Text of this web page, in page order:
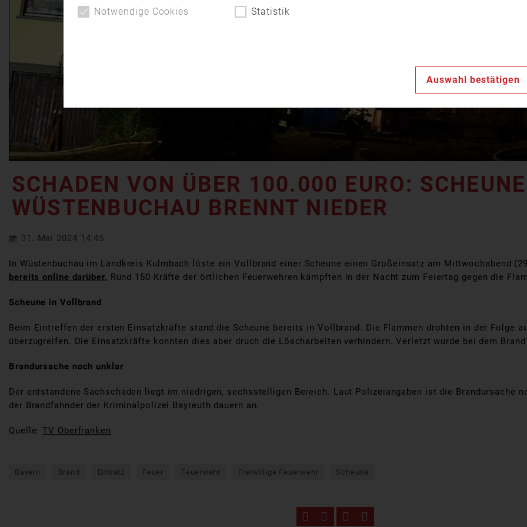
SCHADEN VON ÜBER 100.000 EURO:
WÜSTENBUCHAU BRENNT NIEDER
31. Mai 2024 14:45
In Wüstenbuchau im Landkreis Kulmbach löste ein Vollbrand einer Scheune einen Großeinsatz am Mittwochabend
bereits online darüber. Rund 150 Kräfte der örtlichen Feuerwehren kämpften in der Nacht zum Feiertag gegen die
Scheune in Vollbrand
Beim Eintreffen der ersten Einsatzkräfte stand die Scheune bereits in Vollbrand. Die Flammen drohten in der Folge
überzugreifen. Die Einsatzkräfte konnten dies aber druch die Löscharbeiten verhindern. Verletzt wurde bei dem
Brandursache noch unklar
Der entstandene Sachschaden liegt im niedrigen, sechsstelligen Bereich. Laut Polizeiangaben ist die Brandursache
der Brandfahnder der Kriminalpolizei Bayreuth dauern an.
Quelle:TV Oberfranken
Bayern Brand Einsatz Feuer Feuerwehr Freiwillige Feuerwehr Scheune
Notwendige Cookies Statistik
Auswahl bestätigen